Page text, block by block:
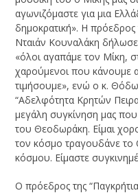
αγωνιζόμαστε για μια
δημοκρατική». Η πρόεδρος
Νταιάν Κουναλάκη
«όλοι αγαπάμε τον Μίκη,
χαρούμενοι που κάνουμε
τιμήσουμε», ενώ ο κ.
“Αδελφότητα Κρητών
μεγάλη συγκίνηση μας
του Θεοδωράκη. Είμαι
τον κόσμο τραγουδάνε
κόσμου. Είμαστε
Ο πρόεδρος της